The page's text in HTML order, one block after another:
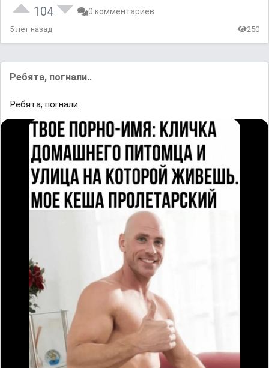
104 0 комментариев
5 лет назад 250
Ребята, погнали..
Ребята, погнали..